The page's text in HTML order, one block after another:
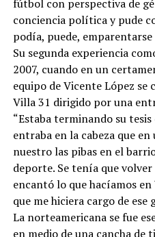
fútbol con perspectiva de
conciencia política y pude
podía, puede,
Su segunda experiencia
2007, cuando en un
equipo de Vicente López se
Villa 31 dirigido por una
“Estaba terminando su
entraba en la cabeza que
nuestro las pibas en el
deporte. Se tenía que volver
encantó lo que hacíamos
que me hiciera cargo de ese
La norteamericana se fue
en medio de una cancha de